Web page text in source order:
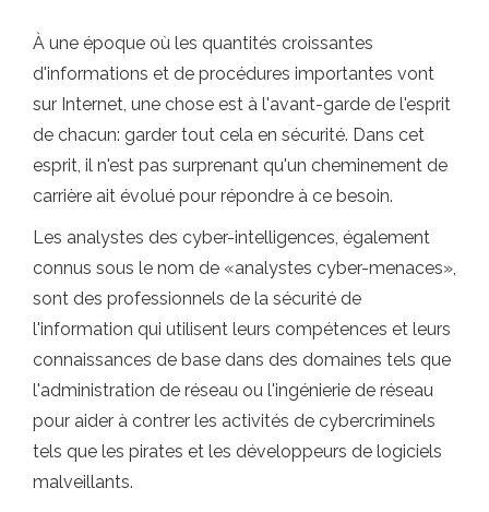
À une époque où les quantités croissantes
d'informations et de procédures importantes vont
sur Internet, une chose est à l'avant-garde de l'esprit
de chacun: garder tout cela en sécurité. Dans cet
esprit, il n'est pas surprenant qu'un cheminement de
carrière ait évolué pour répondre à ce besoin.
Les analystes des cyber-intelligences, également
connus sous le nom de «analystes cyber-menaces»,
sont des professionnels de la sécurité de
l'information qui utilisent leurs compétences et leurs
connaissances de base dans des domaines tels que
l'administration de réseau ou l'ingénierie de réseau
pour aider à contrer les activités de cybercriminels
tels que les pirates et les développeurs de logiciels
malveillants.